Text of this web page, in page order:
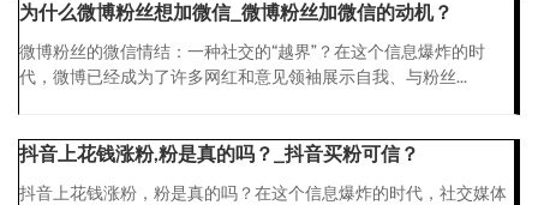
为什么微博粉丝想加微信_微博粉丝加微信的动机？
微博粉丝的微信情结：一种社交的“越界”？在这个信息爆炸的时
代，微博已经成为了许多网红和意见领袖展示自我、与粉丝...
抖音上花钱涨粉,粉是真的吗？_抖音买粉可信？
抖音上花钱涨粉，粉是真的吗？在这个信息爆炸的时代，社交媒体